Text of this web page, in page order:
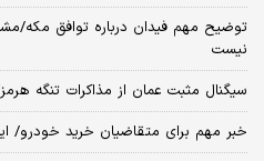
نیست
سیگنال‌ مثبت عمان از مذاکرات تنگه
خبر مهم برای متقاضیان خرید خودرو/ این خودرو ۸۰